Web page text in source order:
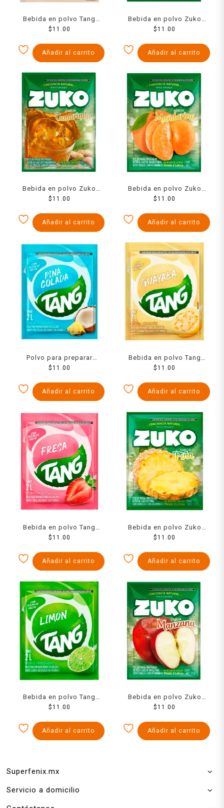
Bebida en polvo Tang
horchata 13 g
$11.00
Añadir al carrito
Bebida en polvo Zuko
sabor guanabana 13 g
$11.00
Añadir al carrito
Bebida en polvo Zuko
sabor tamarindo 13 g
$11.00
Añadir al carrito
Bebida en polvo Zuko
sabor mandarina 13 g
$11.00
Añadir al carrito
Polvo para preparar
bebida Tang sabor a piña
$11.00
Añadir al carrito
Bebida en polvo Tang
guayaba 13 g
$11.00
Añadir al carrito
Bebida en polvo Tang
fresa 13 g
$11.00
Añadir al carrito
Bebida en polvo Zuko
sabor piña 13 g
$11.00
Añadir al carrito
Bebida en polvo Tang
limón 13 g
$11.00
Añadir al carrito
Bebida en polvo Zuko
sabor manzana 13 g
$11.00
Añadir al carrito
Superfenix.mx
Servicio a domicilio